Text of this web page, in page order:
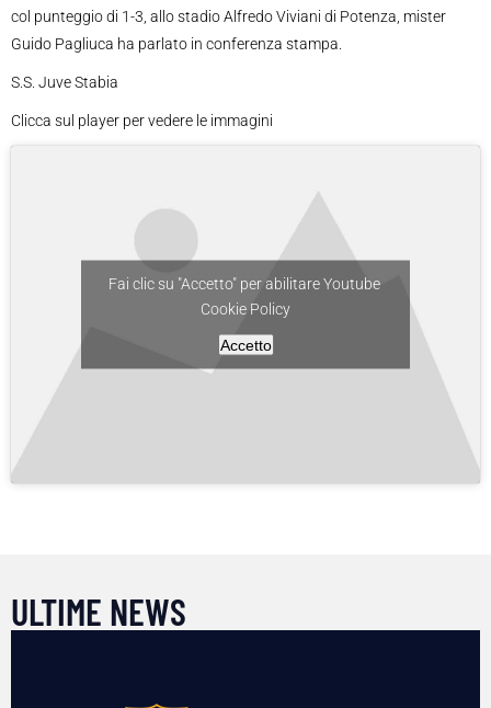
col punteggio di 1-3, allo stadio Alfredo Viviani di Potenza, mister
Guido Pagliuca ha parlato in conferenza stampa.
S.S. Juve Stabia
Clicca sul player per vedere le immagini
Fai clic su "Accetto" per abilitare Youtube
Cookie Policy
Accetto
ULTIME NEWS